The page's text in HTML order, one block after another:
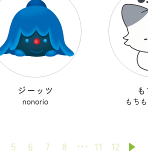
ジーッツ
nonorio もち
5 6 7 8 11 12